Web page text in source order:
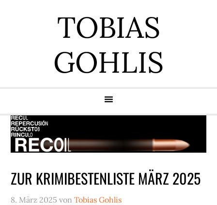
TOBIAS
GOHLIS
ZUR KRIMIBESTENLISTE MÄRZ 2025
8. März 2025 vonTobias Gohlis